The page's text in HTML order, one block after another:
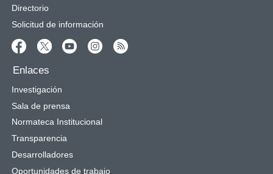
Directorio
Solicitud de información
Enlaces
Investigación
Sala de prensa
Normateca Institucional
Transparencia
Desarrolladores
Oportunidades de trabajo